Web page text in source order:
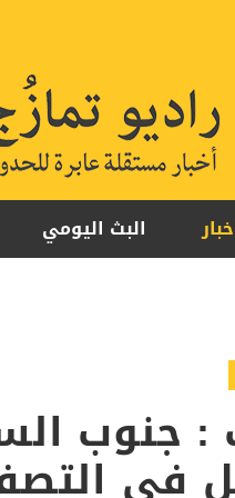
البث اليومي
: جنوب
في